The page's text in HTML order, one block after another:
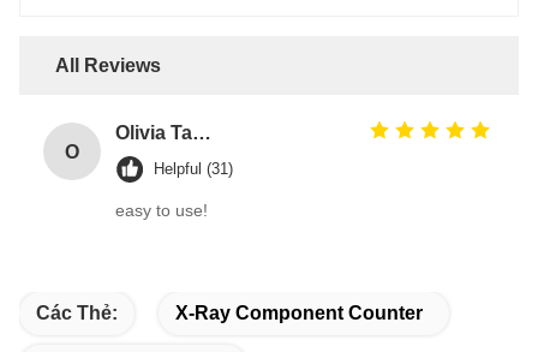
All Reviews
O
Olivia Taylor
Helpful (31)
easy to use!
Các Thẻ: X-Ray Component Counter